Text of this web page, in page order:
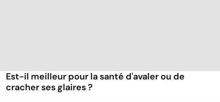
Est-il meilleur pour la santé d'avaler ou de
cracher ses glaires ?